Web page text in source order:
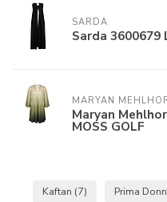
SARDA
Sarda 3600679
MARYAN
Maryan
MOSS GOLF
Kaftan (7) Prima